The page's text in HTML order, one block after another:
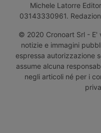
Michele Latorre
03143330961.
© 2020 Cronoart Srl - E'
notizie e immagini
espressa autorizzazione
assume alcuna
negli articoli né per i